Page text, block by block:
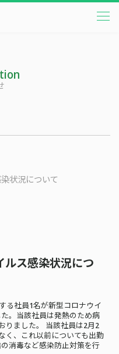
メ
状況について
ルス感染状況につ
る社員1名が新型コロナウイ
。当該社員は発熱のため病
りました。 当該社員は2月2
く、これ以前についても出勤
消毒など感染防止対策を行